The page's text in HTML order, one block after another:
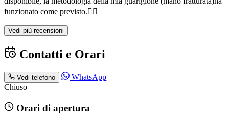
funzionato come previsto.👍🏻
Vedi più recensioni
Contatti e Orari
Vedi telefono
WhatsApp
Chiuso
Orari di apertura